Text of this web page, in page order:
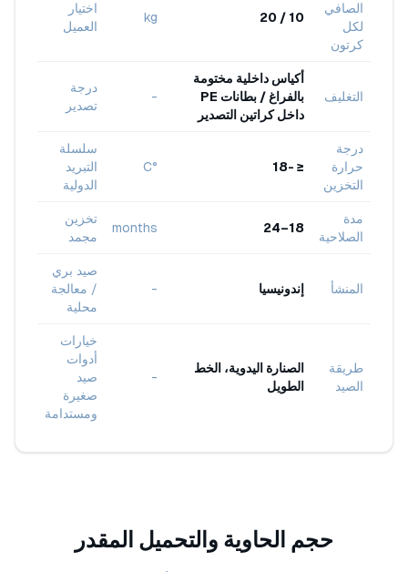
الصافي
لكل
كرتون
10 / 20
kg
اختيار
العميل
التغليف
أكياس داخلية مختومة
بالفراغ / بطانات PE
داخل كراتين التصدير
-
درجة
تصدير
درجة
حرارة
التخزين
≤ -18
°C
سلسلة
التبريد
الدولية
مدة
الصلاحية
18–24
months
تخزين
مجمد
المنشأ إندونيسيا -
صيد بري
/ معالجة
محلية
طريقة
الصيد
الصنارة اليدوية، الخط
الطويل
-
خيارات
أدوات
صيد
صغيرة
ومستدامة
حجم الحاوية والتحميل المقدر